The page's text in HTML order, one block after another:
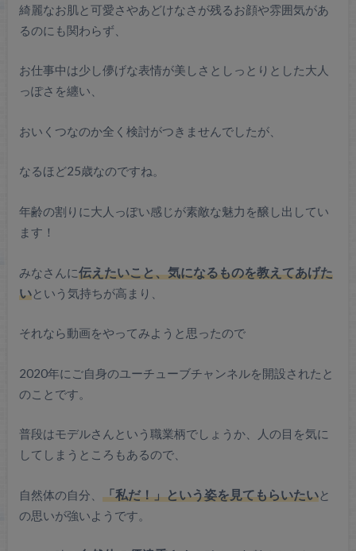
綺麗なお肌と可愛さやあどけなさが残るお顔や雰囲気があ
るのにも関わらず、
お仕事中は少し儚げな表情が美しさとしっとりとした大人
っぽさを纏い、
おいくつなのか全く検討がつきませんでしたが、
なるほど25歳なのですね。
年齢の割りに大人っぽい感じが素敵な魅力を醸し出してい
ます！
みなさんに伝えたいこと、気になるものを教えてあげた
いという気持ちが高まり、
それなら動画をやってみようと思ったので
2020年にご自身のユーチューブチャンネルを開設されたと
のことです。
普段はモデルさんという職業柄でしょうか、人の目を気に
してしまうところもあるので、
自然体の自分、 「私だ！」という姿を見てもらいたいと
の思いが強いようです。